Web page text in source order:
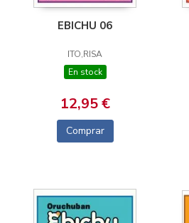
EBICHU 06
ITO,RISA
En stock
12,95 €
Comprar